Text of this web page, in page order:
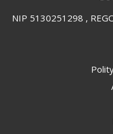
NIP 5130251298 ,